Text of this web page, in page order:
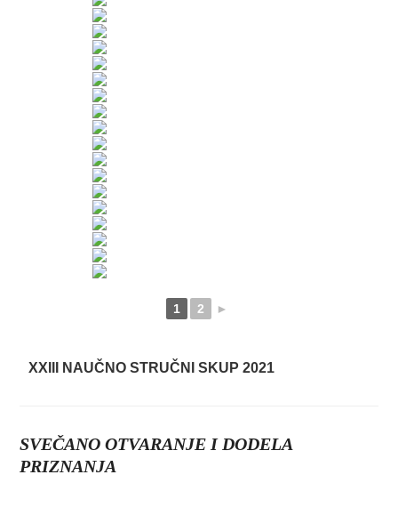
1 2 ►
XXIII NAUČNO STRUČNI SKUP 2021
SVEČANO OTVARANJE I DODELA
PRIZNANJA